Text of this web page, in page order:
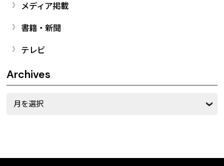
メディア掲載
書籍・新聞
テレビ
Archives
Archives